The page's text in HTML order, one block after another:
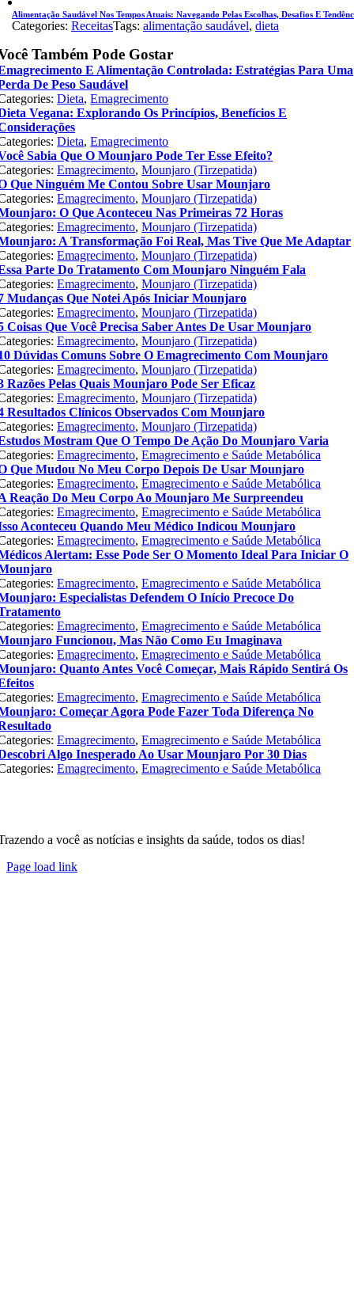
Alimentação Saudável Nos Tempos Atuais: Navegando Pelas Escolhas, Desafios E
Categories: ReceitasTags: alimentação saudável, dieta
Também Pode Gostar
E Alimentação Controlada: Estratégias Para Uma
De Peso Saudável
Dieta,Emagrecimento
Vegana: Explorando Os Princípios, Benefícios E
Dieta,Emagrecimento
Sabia Que O Mounjaro Pode Ter Esse Efeito?
Emagrecimento,Mounjaro (Tirzepatida)
Que Ninguém Me Contou Sobre Usar Mounjaro
Emagrecimento,Mounjaro (Tirzepatida)
O Que Aconteceu Nas Primeiras 72 Horas
Emagrecimento,Mounjaro (Tirzepatida)
A Transformação Foi Real, Mas Tive Que Me Adaptar
Emagrecimento,Mounjaro (Tirzepatida)
Parte Do Tratamento Com Mounjaro Ninguém Fala
Emagrecimento,Mounjaro (Tirzepatida)
Mudanças Que Notei Após Iniciar Mounjaro
Emagrecimento,Mounjaro (Tirzepatida)
Coisas Que Você Precisa Saber Antes De Usar Mounjaro
Emagrecimento,Mounjaro (Tirzepatida)
Dúvidas Comuns Sobre O Emagrecimento Com Mounjaro
Emagrecimento,Mounjaro (Tirzepatida)
Razões Pelas Quais Mounjaro Pode Ser Eficaz
Emagrecimento,Mounjaro (Tirzepatida)
Resultados Clínicos Observados Com Mounjaro
Emagrecimento,Mounjaro (Tirzepatida)
Mostram Que O Tempo De Ação Do Mounjaro Varia
Emagrecimento,Emagrecimento e Saúde Metabólica
Que Mudou No Meu Corpo Depois De Usar Mounjaro
Emagrecimento,Emagrecimento e Saúde Metabólica
Reação Do Meu Corpo Ao Mounjaro Me Surpreendeu
Emagrecimento,Emagrecimento e Saúde Metabólica
Aconteceu Quando Meu Médico Indicou Mounjaro
Emagrecimento,Emagrecimento e Saúde Metabólica
Alertam: Esse Pode Ser O Momento Ideal Para Iniciar O
Emagrecimento,Emagrecimento e Saúde Metabólica
Especialistas Defendem O Início Precoce Do
Emagrecimento,Emagrecimento e Saúde Metabólica
Funcionou, Mas Não Como Eu Imaginava
Emagrecimento,Emagrecimento e Saúde Metabólica
Quanto Antes Você Começar, Mais Rápido Sentirá Os
Emagrecimento,Emagrecimento e Saúde Metabólica
Começar Agora Pode Fazer Toda Diferença No
Emagrecimento,Emagrecimento e Saúde Metabólica
Algo Inesperado Ao Usar Mounjaro Por 30 Dias
Emagrecimento,Emagrecimento e Saúde Metabólica
a você as notícias e insights da saúde, todos os dias!
Page load link